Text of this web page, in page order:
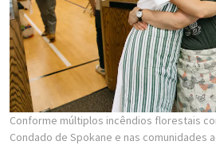
Conforme múltiplos incêndios florestais
Condado de Spokane e nas comunidades